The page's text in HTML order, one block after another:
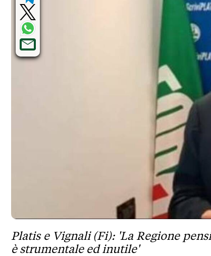
Platis e Vignali (Fi): 'La Regione
è strumentale ed inutile'